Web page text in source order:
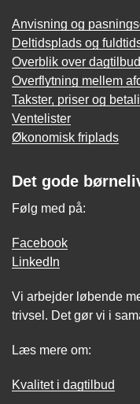
Anvisning og
Deltidsplads og
Overblik over
Overflytning mellem
Takster, priser og
Ventelister
Økonomisk friplads
Det gode
Følg med på:
Facebook
LinkedIn
Vi arbejder løbende
trivsel. Det gør vi i
Læs mere om:
Kvalitet i dagtilbud